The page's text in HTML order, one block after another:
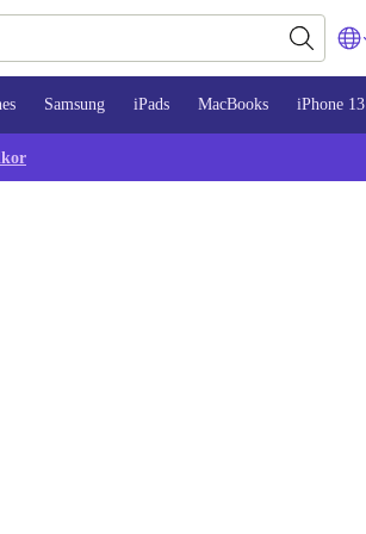
Samsung iPads MacBooks iPhone 13